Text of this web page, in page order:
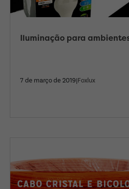
Iluminação para
7 de março de 2019|Foxlux